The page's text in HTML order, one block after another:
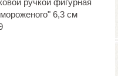
ручкой фигурная
6,3 см